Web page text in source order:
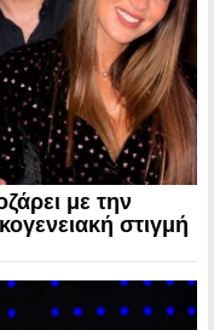
με την
στιγμή